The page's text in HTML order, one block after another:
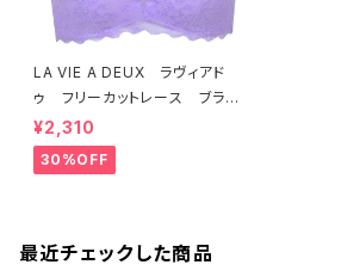
LA VIE A DEUX ラヴィアド
ゥ フリーカットレース ブラレ
ット ソフトブラ（ラベンダー）22
463 SALE 送料無料
¥2,310
30%OFF
最近チェックした商品